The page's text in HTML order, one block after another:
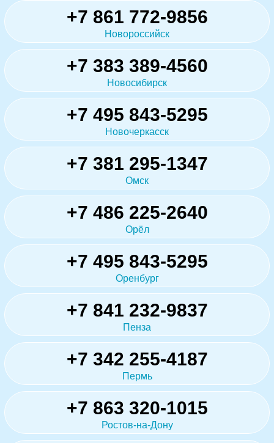
+7 861 772-9856
Новороссийск
+7 383 389-4560
Новосибирск
+7 495 843-5295
Новочеркасск
+7 381 295-1347
Омск
+7 486 225-2640
Орёл
+7 495 843-5295
Оренбург
+7 841 232-9837
Пенза
+7 342 255-4187
Пермь
+7 863 320-1015
Ростов-на-Дону